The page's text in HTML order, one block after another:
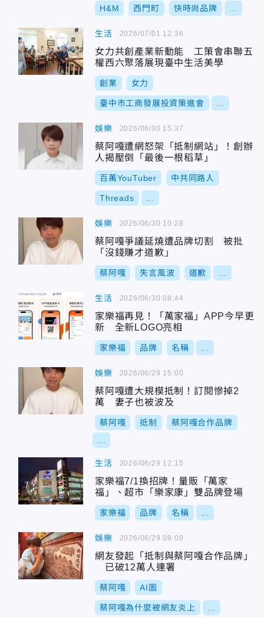
H&M 西門町 快時尚品牌
生活
女力共創產業新動能 工策會串聯五
權西六聚落展現臺中生活美學
創業 女力
臺中市工商發展投資策進會
2026/07/01 12:36
娛樂
蔡阿嘎遭網怒架「抵制網站」！創辦
人揭壓倒「最後一根稻草」
百萬YouTuber 中共同路人
Threads
2026/06/30 15:37
娛樂
蔡阿嘎爭議延燒遭品牌切割 被批
「沒錢賺才道歉」
蔡阿嘎 失言風波 道歉
2026/06/30 10:28
生活
家樂福再見！「萬家福」APP今早更
新 全新LOGO亮相
家樂福 品牌 名稱
2026/06/30 08:44
娛樂
蔡阿嘎遭大規模抵制！訂閱慘掉2
萬 妻子也被波及
蔡阿嘎 抵制 蔡阿嘎合作品牌
2026/06/29 15:00
生活
家樂福7/1換招牌！量販「萬家
福」、超市「樂家康」雙品牌登場
家樂福 品牌 名稱
2026/06/29 12:15
娛樂
網友發起「抵制與蔡阿嘎合作品牌」
已破12萬人連署
蔡阿嘎 AI圖
蔡阿嘎為什麼被網友炎上
2026/06/29 09:09